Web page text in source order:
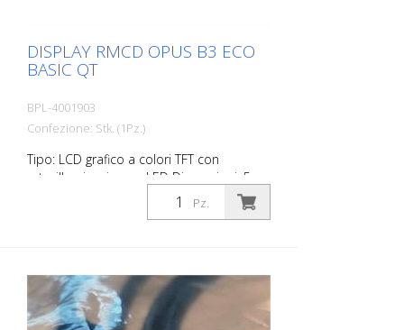
DISPLAY RMCD OPUS B3 ECO
BASIC QT
BPL-4001903
Confezione: Stk. (1Pz.)
Tipo: LCD grafico a colori TFT con
retroilluminazione a LED Dimensioni: 5,
108 mm (L) x 64,8 mm (A) Risoluzione: 800
x 480 px (WVGA), 15:9 Colori: 16,7 milioni
Avanzato RMCD-Professionale
Pz.